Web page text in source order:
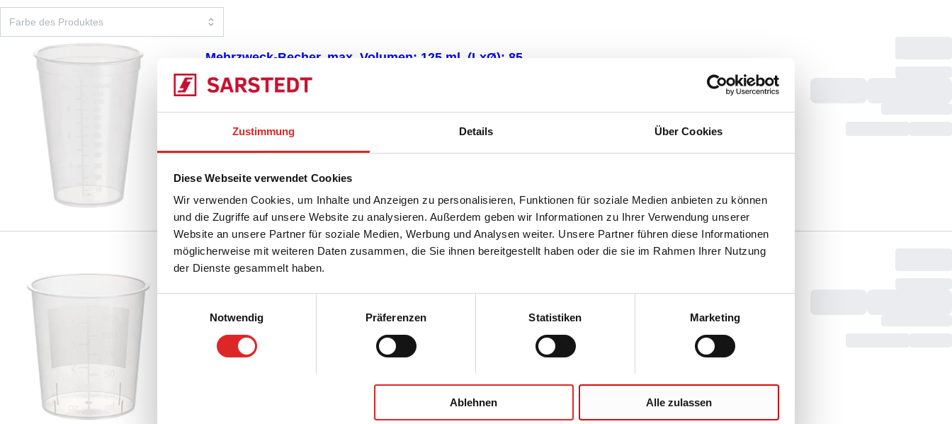
Zustimmung Details Über Cookies
Diese Webseite verwendet Cookies
Wir verwenden Cookies, um Inhalte und Anzeigen zu personalisieren, Funktionen für soziale Medien anbieten zu können
und die Zugriffe auf unsere Website zu analysieren. Außerdem geben wir Informationen zu Ihrer Verwendung unserer
Website an unsere Partner für soziale Medien, Werbung und Analysen weiter. Unsere Partner führen diese Informationen
möglicherweise mit weiteren Daten zusammen, die Sie ihnen bereitgestellt haben oder die sie im Rahmen Ihrer Nutzung
der Dienste gesammelt haben.
Notwendig
Präferenzen Statistiken Marketing
Ablehnen Alle zulassen
Mehrzweck-Becher, max. Volumen: 125 ml, (LxØ): 85
Urin-Becher, 125 ml, (ØxH): 66 x 67 mm, PP,
75.1355|Urin-Becher, Sammlung und Lagerung von Urin, max.
Arbeitsvolumen: 125 ml, (ØxH): 66 x 67 mm, Ø Öffnung: 66 mm,
hochtransparent, graduiert, Material: PP, 50 Stück/Beutel
Vergleichen